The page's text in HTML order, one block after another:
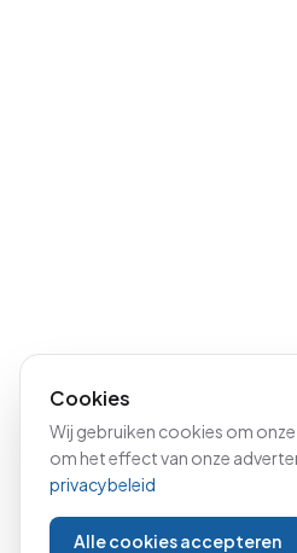
Cookies
Wij gebruiken cookies om
om het effect van onze
privacybeleid
Alle cookies accepteren